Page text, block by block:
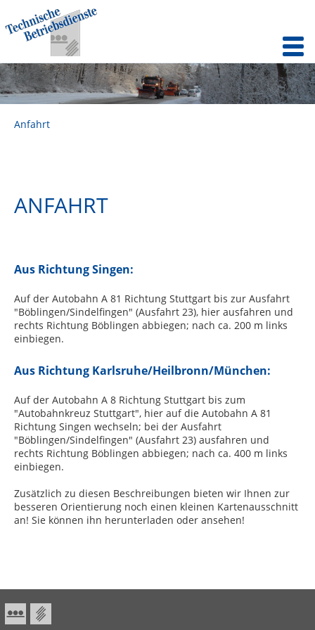
Anfahrt
ANFAHRT
Aus Richtung Singen:
Auf der Autobahn A 81 Richtung Stuttgart bis zur Ausfahrt
"Böblingen/Sindelfingen" (Ausfahrt 23), hier ausfahren und
rechts Richtung Böblingen abbiegen; nach ca. 200 m links
einbiegen.
Aus Richtung Karlsruhe/Heilbronn/München:
Auf der Autobahn A 8 Richtung Stuttgart bis zum
"Autobahnkreuz Stuttgart", hier auf die Autobahn A 81
Richtung Singen wechseln; bei der Ausfahrt
"Böblingen/Sindelfingen" (Ausfahrt 23) ausfahren und
rechts Richtung Böblingen abbiegen; nach ca. 400 m links
einbiegen.
Zusätzlich zu diesen Beschreibungen bieten wir Ihnen zur
besseren Orientierung noch einen kleinen Kartenausschnitt
an! Sie können ihn herunterladen oder ansehen!